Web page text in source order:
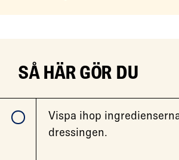
SÅ HÄR GÖR DU
Vispa ihop
dressingen.